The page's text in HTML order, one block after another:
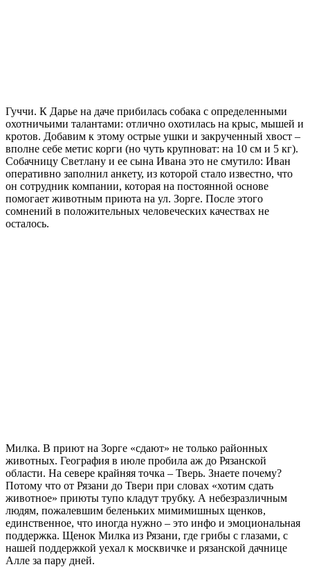
Гуччи. К Дарье на даче прибилась собака с определенными
охотничьими талантами: отлично охотилась на крыс, мышей и
кротов. Добавим к этому острые ушки и закрученный хвост –
вполне себе метис корги (но чуть крупноват: на 10 см и 5 кг).
Собачницу Светлану и ее сына Ивана это не смутило: Иван
оперативно заполнил анкету, из которой стало известно, что
он сотрудник компании, которая на постоянной основе
помогает животным приюта на ул. Зорге. После этого
сомнений в положительных человеческих качествах не
осталось.
Милка. В приют на Зорге «сдают» не только районных
животных. География в июле пробила аж до Рязанской
области. На севере крайняя точка – Тверь. Знаете почему?
Потому что от Рязани до Твери при словах «хотим сдать
животное» приюты тупо кладут трубку. А небезразличным
людям, пожалевшим беленьких мимимишных щенков,
единственное, что иногда нужно – это инфо и эмоциональная
поддержка. Щенок Милка из Рязани, где грибы с глазами, с
нашей поддержкой уехал к москвичке и рязанской дачнице
Алле за пару дней.